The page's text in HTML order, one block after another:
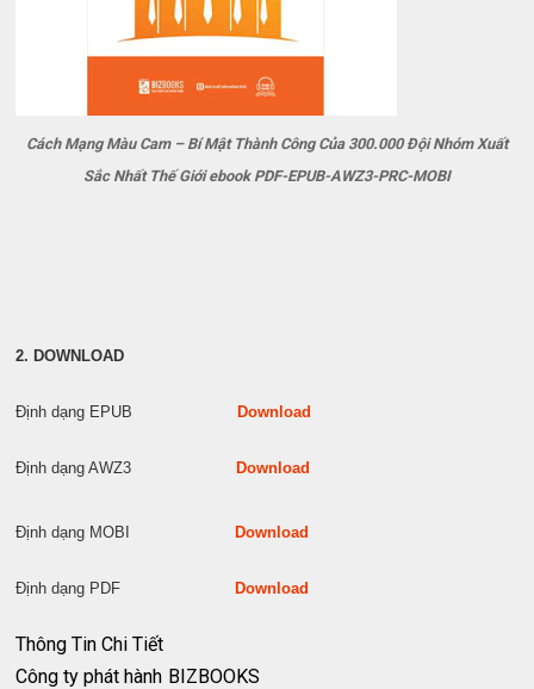
Cách Mạng Màu Cam – Bí Mật Thành Công Của 300.000 Đội Nhóm Xuất
Sắc Nhất Thế Giới ebook PDF-EPUB-AWZ3-PRC-MOBI
2. DOWNLOAD
Định dạng EPUB Download
Định dạng AWZ3 Download
Định dạng MOBI Download
Định dạng PDF Download
Thông Tin Chi Tiết
Công ty phát hành BIZBOOKS